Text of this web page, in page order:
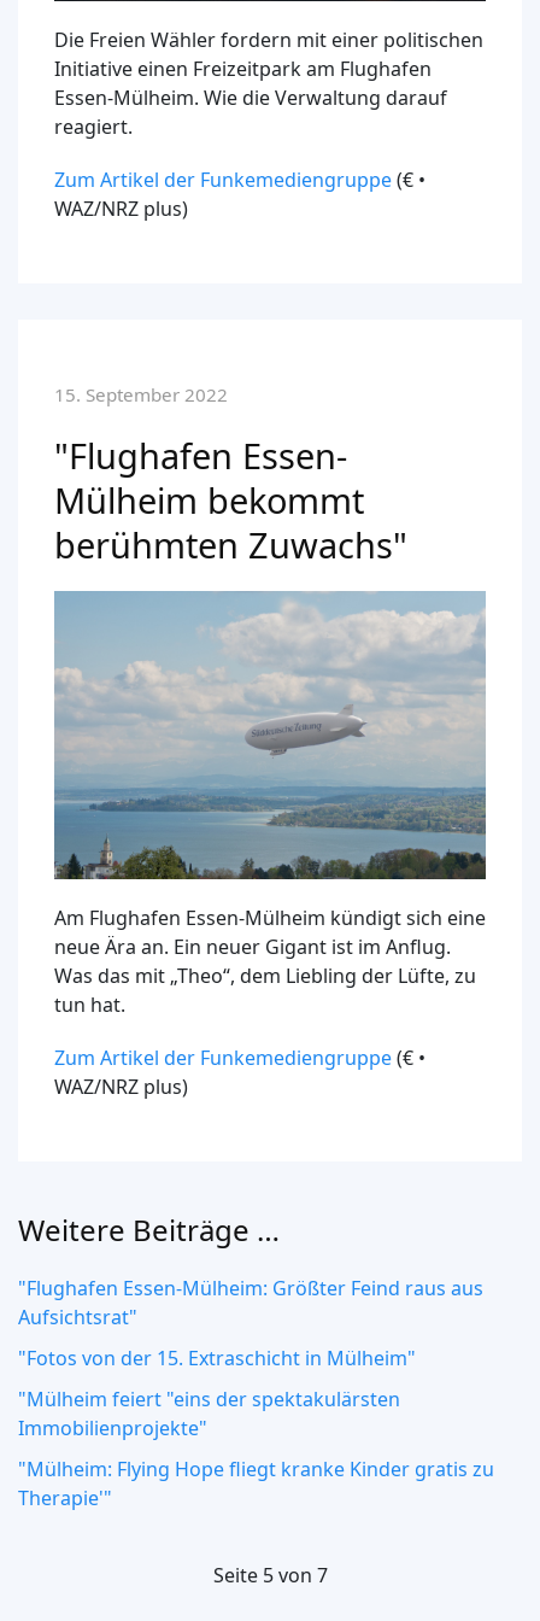
Die Freien Wähler fordern mit einer politischen
Initiative einen Freizeitpark am Flughafen
Essen-Mülheim. Wie die Verwaltung darauf
reagiert.
Zum Artikel der Funkemediengruppe(€ •
WAZ/NRZ plus)
15. September 2022
"Flughafen Essen-
Mülheim bekommt
berühmten Zuwachs"
Am Flughafen Essen-Mülheim kündigt sich eine
neue Ära an. Ein neuer Gigant ist im Anflug.
Was das mit „Theo“, dem Liebling der Lüfte, zu
tun hat.
Zum Artikel der Funkemediengruppe(€ •
WAZ/NRZ plus)
Weitere Beiträge …
"Flughafen Essen-Mülheim: Größter Feind raus aus
Aufsichtsrat"
"Fotos von der 15. Extraschicht in Mülheim"
"Mülheim feiert "eins der spektakulärsten
Immobilienprojekte"
"Mülheim: Flying Hope fliegt kranke Kinder gratis zu
Therapie'"
Seite 5 von 7